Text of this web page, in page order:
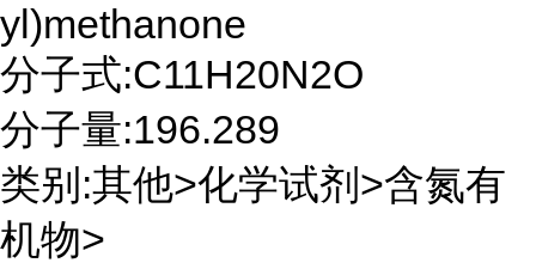
yl)methanone
分子式:C11H20N2O
分子量:196.289
类别:其他>化学试剂>含氮有
机物>